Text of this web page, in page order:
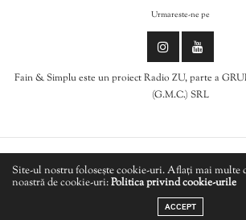
CRAIG WALKER
Urmareste-ne pe
Fain & Simplu este un proiect Radio ZU, parte a
(G.M.C.) SRL
Politica de cookies
Politică de confidențialitate
Site-ul nostru folosește cookie-uri. Aflați mai multe
noastră de cookie-uri:Politica privind cookie-urile
ACCEPT